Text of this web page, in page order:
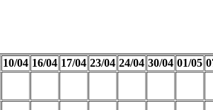
10/04 16/04 17/04 23/04 24/04 30/04 01/05